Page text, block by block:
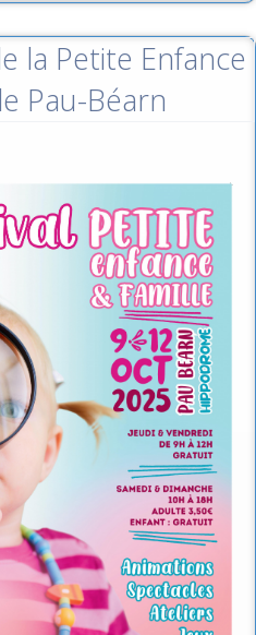
la Petite Enfance
Pau-Béarn